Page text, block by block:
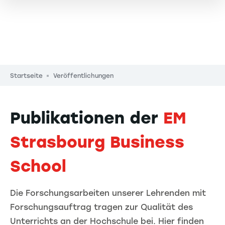
Pfadnavigation
Startseite Veröffentlichungen
Publikationen der EM
Strasbourg Business
School
Die Forschungsarbeiten unserer Lehrenden mit
Forschungsauftrag tragen zur Qualität des
Unterrichts an der Hochschule bei. Hier finden